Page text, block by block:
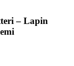
– Lapin